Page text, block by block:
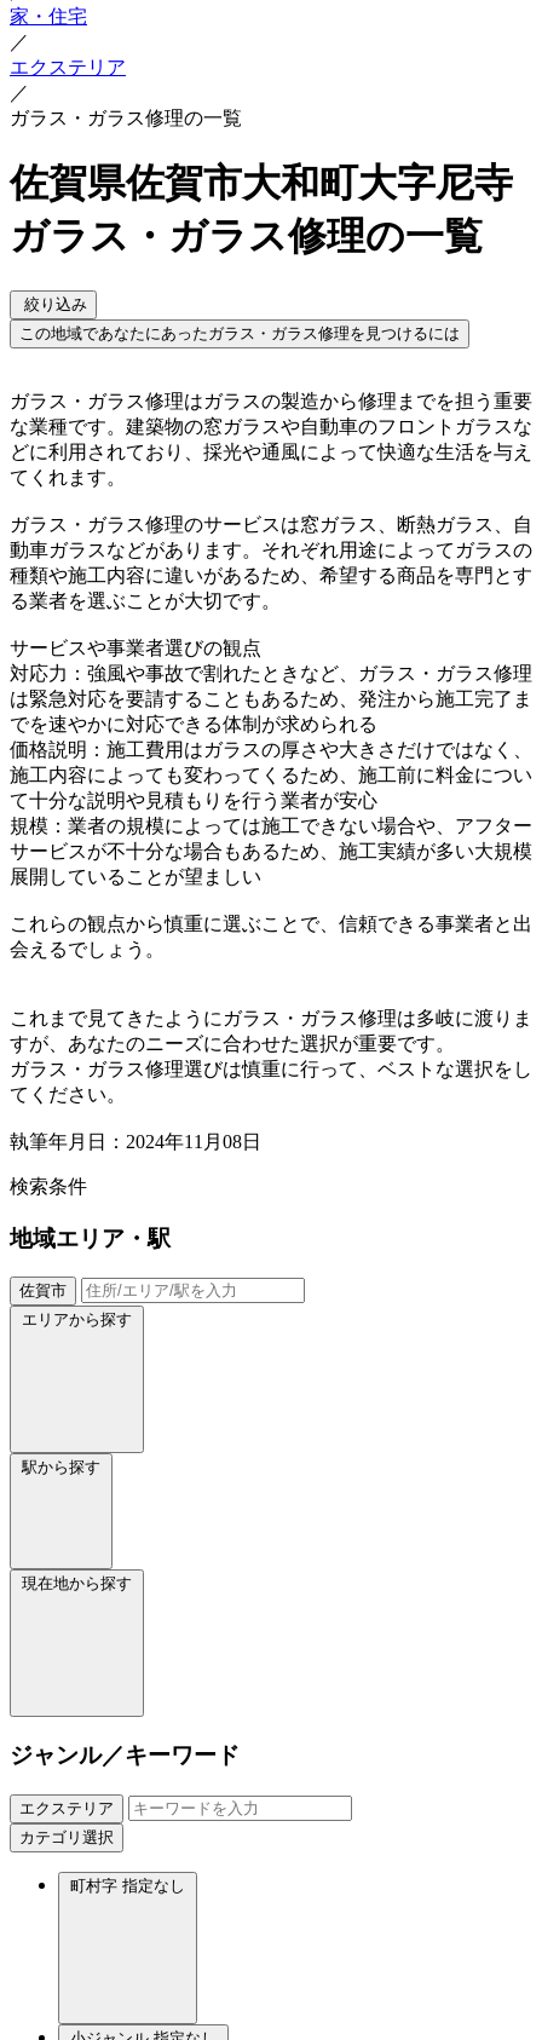
家・住宅
／
エクステリア
／
ガラス・ガラス修理の一覧
佐賀県佐賀市大和町大字尼寺
ガラス・ガラス修理の一覧
絞り込み
この地域であなたにあったガラス・ガラス修理を見つけるには
ガラス・ガラス修理はガラスの製造から修理までを担う重要
な業種です。建築物の窓ガラスや自動車のフロントガラスな
どに利用されており、採光や通風によって快適な生活を与え
てくれます。
ガラス・ガラス修理のサービスは窓ガラス、断熱ガラス、自
動車ガラスなどがあります。それぞれ用途によってガラスの
種類や施工内容に違いがあるため、希望する商品を専門とす
る業者を選ぶことが大切です。
サービスや事業者選びの観点
対応力：強風や事故で割れたときなど、ガラス・ガラス修理
は緊急対応を要請することもあるため、発注から施工完了ま
でを速やかに対応できる体制が求められる
価格説明：施工費用はガラスの厚さや大きさだけではなく、
施工内容によっても変わってくるため、施工前に料金につい
て十分な説明や見積もりを行う業者が安心
規模：業者の規模によっては施工できない場合や、アフター
サービスが不十分な場合もあるため、施工実績が多い大規模
展開していることが望ましい
これらの観点から慎重に選ぶことで、信頼できる事業者と出
会えるでしょう。
これまで見てきたようにガラス・ガラス修理は多岐に渡りま
すが、あなたのニーズに合わせた選択が重要です。
ガラス・ガラス修理選びは慎重に行って、ベストな選択をし
てください。
執筆年月日：2024年11月08日
検索条件
地域エリア・駅
佐賀市
エリアから探す
駅から探す
現在地から探す
ジャンル／キーワード
エクステリア
カテゴリ選択
町村字 指定なし